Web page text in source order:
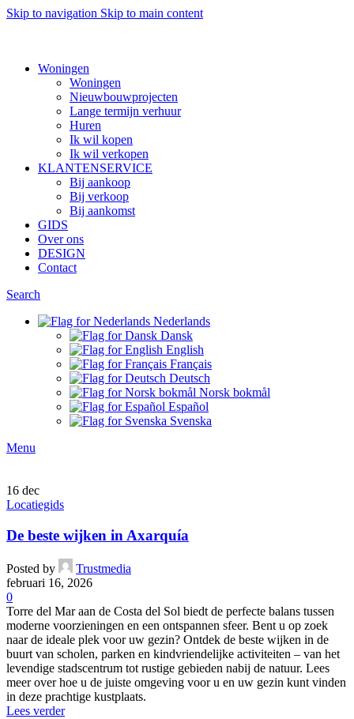
Skip to navigation Skip to main content
Woningen
Woningen
Nieuwbouwprojecten
Lange termijn verhuur
Huren
Ik wil kopen
Ik wil verkopen
KLANTENSERVICE
Bij aankoop
Bij verkoop
Bij aankomst
GIDS
Over ons
DESIGN
Contact
Search
Nederlands
Dansk
English
Français
Deutsch
Norsk bokmål
Español
Svenska
Menu
16 dec
Locatiegids
De beste wijken in Axarquía
Posted by
Trustmedia
februari 16, 2026
0
Torre del Mar aan de Costa del Sol biedt de perfecte balans tussen
moderne voorzieningen en een ontspannen sfeer. Bent u op zoek
naar de ideale plek voor uw gezin? Ontdek de beste wijken in de
buurt van scholen, parken en kindvriendelijke activiteiten – van het
levendige stadscentrum tot rustige gebieden nabij de natuur. Lees
meer over hoe u de juiste omgeving voor u en uw gezin kunt vinden
in deze prachtige kustplaats.
Lees verder